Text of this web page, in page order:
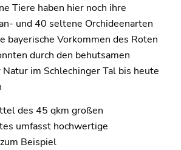
Tiere haben hier noch ihre
und 40 seltene Orchideenarten
bayerische Vorkommen des Roten
durch den behutsamen
im Schlechinger Tal bis heute
des 45 qkm großen
umfasst hochwertige
Beispiel